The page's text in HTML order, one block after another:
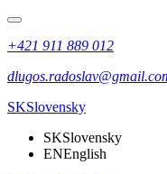
+421 911 889 012
SKSlovensky
SKSlovensky
ENEnglish